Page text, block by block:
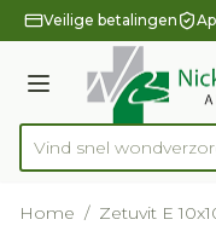
Ga naar de inhoud
1 van 1
Veilige betalingen
Menu
Product, merk,
Vind snel
Home / Zetuvit E